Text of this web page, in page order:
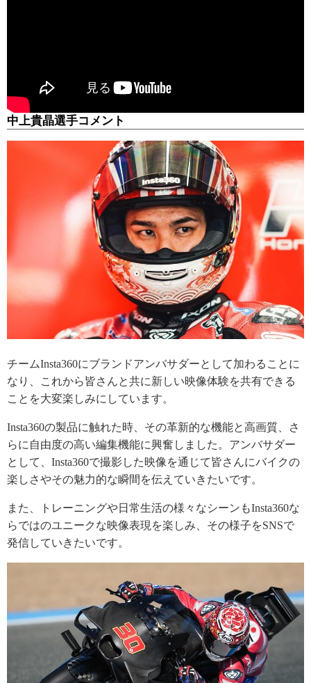
中上貴晶選手コメント
チームInsta360にブランドアンバサダーとして加わることに
なり、これから皆さんと共に新しい映像体験を共有できる
ことを大変楽しみにしています。
Insta360の製品に触れた時、その革新的な機能と高画質、さ
らに自由度の高い編集機能に興奮しました。アンバサダー
として、Insta360で撮影した映像を通じて皆さんにバイクの
楽しさやその魅力的な瞬間を伝えていきたいです。
また、トレーニングや日常生活の様々なシーンもInsta360な
らではのユニークな映像表現を楽しみ、その様子をSNSで
発信していきたいです。